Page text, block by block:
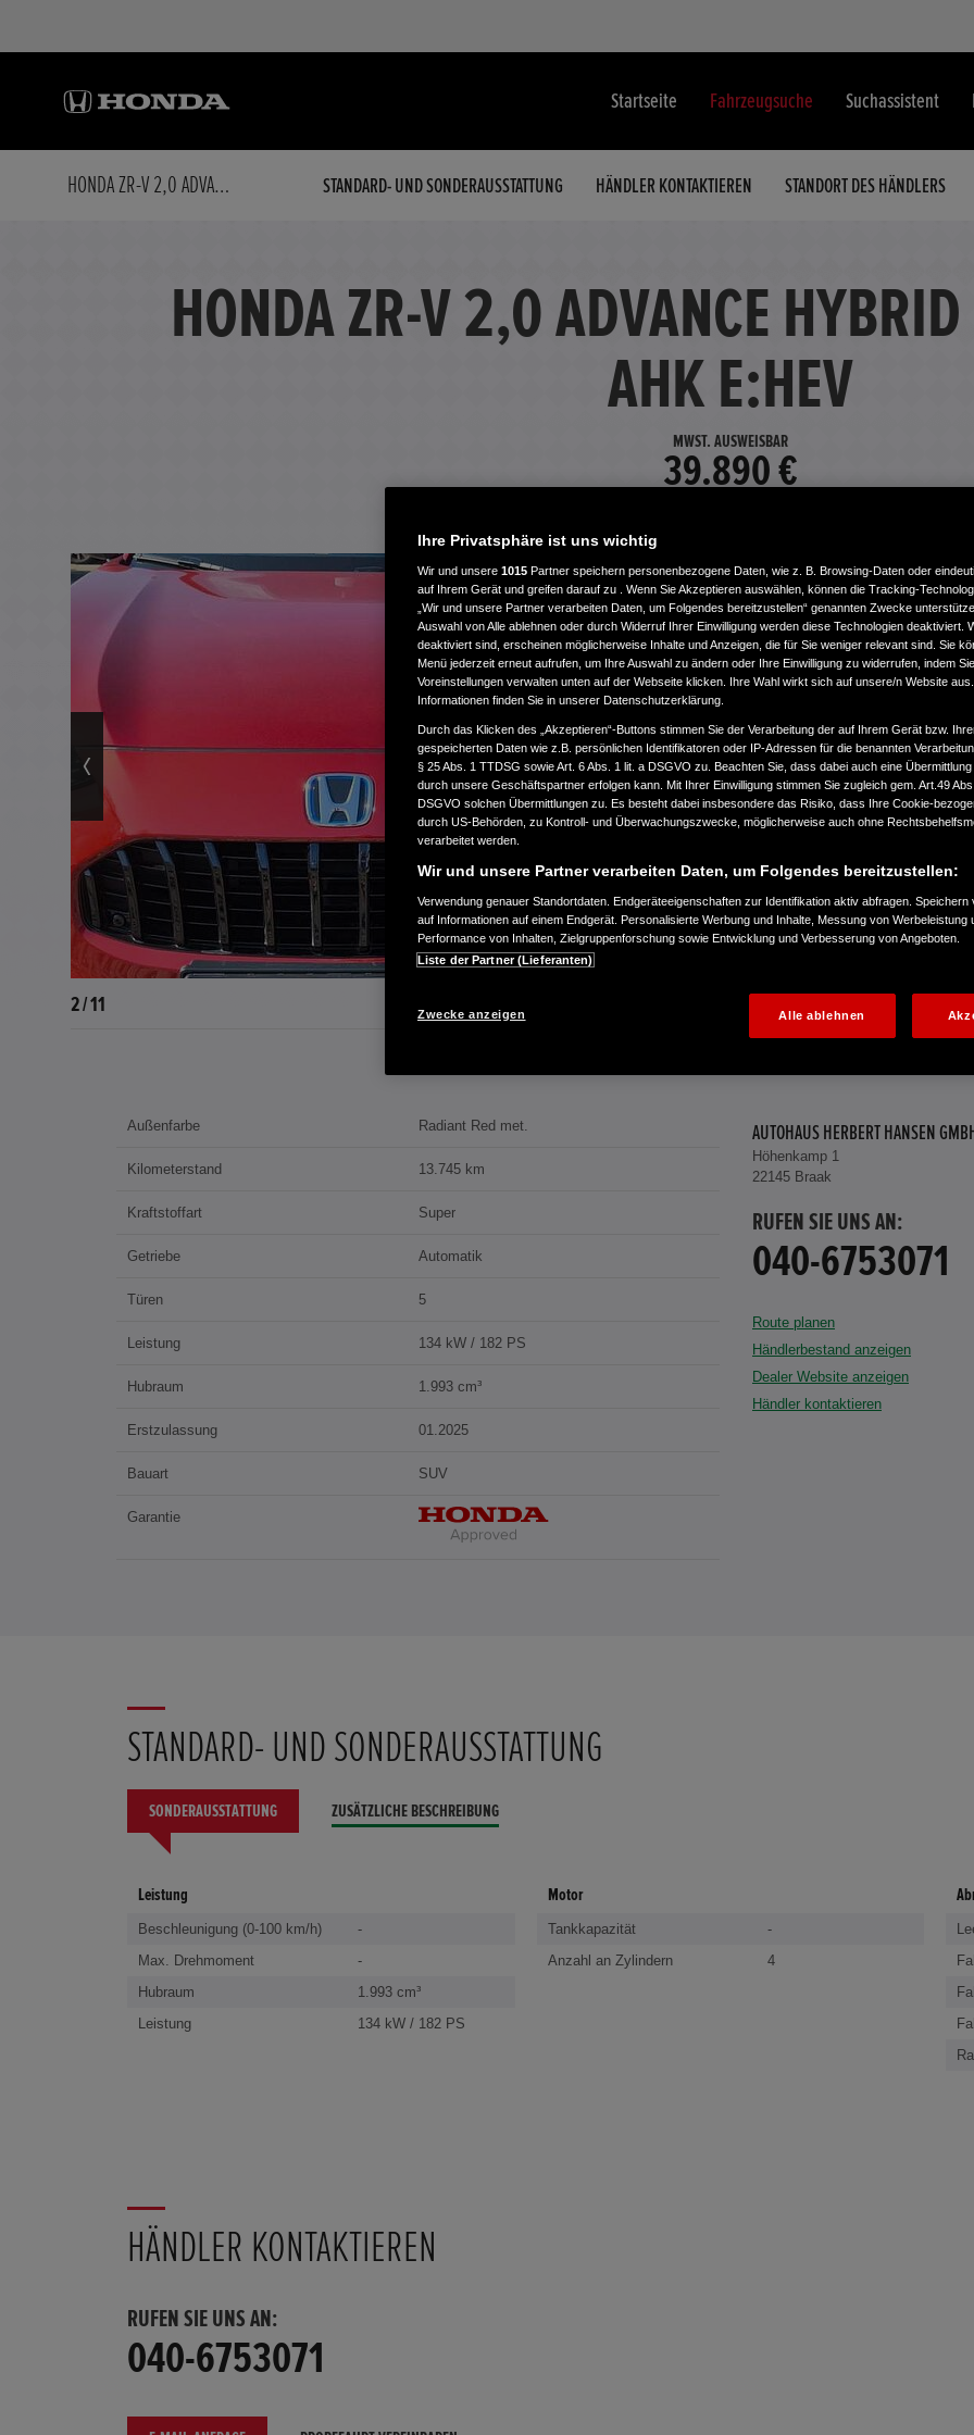
Startseite Fahrzeugsuche Suchassistent
HONDA ZR-V 2,0 ADVANCE HYBRID + SCHWENKB. AHK E:HEV STANDARD- UND SONDERAUSSTATTUNG HÄNDLER KONTAKTIEREN STANDORT DES HÄNDLERS
HONDA ZR-V 2,0 ADVANCE
AHK E:HEV
MWST. AUSWEISBAR
39.890 €
2 / 11
Außenfarbe Radiant Red met.
Kilometerstand 13.745 km
Kraftstoffart Super
Getriebe Automatik
Türen 5
Leistung 134 kW / 182 PS
Hubraum 1.993 cm³
Erstzulassung 01.2025
Bauart SUV
Garantie
AUTOHAUS HERBERT HANSEN
Höhenkamp 1
22145 Braak
RUFEN SIE UNS AN:
040-6753071
Route planen
Händlerbestand anzeigen
Dealer Website anzeigen
Händler kontaktieren
STANDARD- UND SONDERAUSSTATTUNG
SONDERAUSSTATTUNG ZUSÄTZLICHE BESCHREIBUNG
Leistung
Beschleunigung (0-100 km/h)
-
Max. Drehmoment
-
Hubraum
1.993 cm³
Leistung
134 kW / 182 PS
Motor
Tankkapazität
-
Anzahl an Zylindern
4
HÄNDLER KONTAKTIEREN
RUFEN SIE UNS AN:
040-6753071
Ihre Privatsphäre ist uns wichtig
Wir und unsere 1015 Partner speichern personenbezogene Daten, wie z. B. Browsing-Daten oder
auf Ihrem Gerät und greifen darauf zu . Wenn Sie Akzeptieren auswählen, können die Tracking-
„Wir und unsere Partner verarbeiten Daten, um Folgendes bereitzustellen“ genannten Zwecke
Auswahl von Alle ablehnen oder durch Widerruf Ihrer Einwilligung werden diese Technologien deaktiviert.
deaktiviert sind, erscheinen möglicherweise Inhalte und Anzeigen, die für Sie weniger relevant sind. Sie
Menü jederzeit erneut aufrufen, um Ihre Auswahl zu ändern oder Ihre Einwilligung zu widerrufen, indem
Voreinstellungen verwalten unten auf der Webseite klicken. Ihre Wahl wirkt sich auf unsere/n Website
Informationen finden Sie in unserer Datenschutzerklärung.
Durch das Klicken des „Akzeptieren“-Buttons stimmen Sie der Verarbeitung der auf Ihrem Gerät bzw.
gespeicherten Daten wie z.B. persönlichen Identifikatoren oder IP-Adressen für die benannten
§ 25 Abs. 1 TTDSG sowie Art. 6 Abs. 1 lit. a DSGVO zu. Beachten Sie, dass dabei auch eine Übermittlung
durch unsere Geschäftspartner erfolgen kann. Mit Ihrer Einwilligung stimmen Sie zugleich gem. Art.49
DSGVO solchen Übermittlungen zu. Es besteht dabei insbesondere das Risiko, dass Ihre Cookie-
durch US-Behörden, zu Kontroll- und Überwachungszwecke, möglicherweise auch ohne
verarbeitet werden.
Wir und unsere Partner verarbeiten Daten, um Folgendes bereitzustellen:
Verwendung genauer Standortdaten. Endgeräteeigenschaften zur Identifikation aktiv abfragen. Speichern
auf Informationen auf einem Endgerät. Personalisierte Werbung und Inhalte, Messung von Werbeleistung
Performance von Inhalten, Zielgruppenforschung sowie Entwicklung und Verbesserung von Angeboten.
Liste der Partner (Lieferanten)
Zwecke anzeigen Alle ablehnen